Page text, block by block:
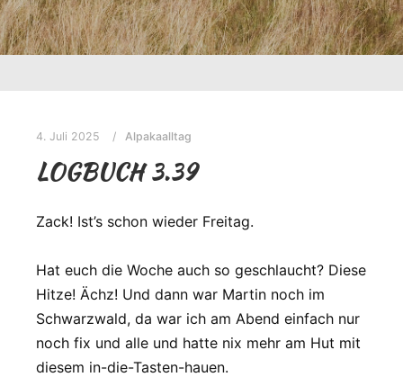
4. Juli 2025 Alpakaalltag
LOGBUCH 3.39
Zack! Ist’s schon wieder Freitag.
Hat euch die Woche auch so geschlaucht? Diese
Hitze! Ächz! Und dann war Martin noch im
Schwarzwald, da war ich am Abend einfach nur
noch fix und alle und hatte nix mehr am Hut mit
diesem in-die-Tasten-hauen.